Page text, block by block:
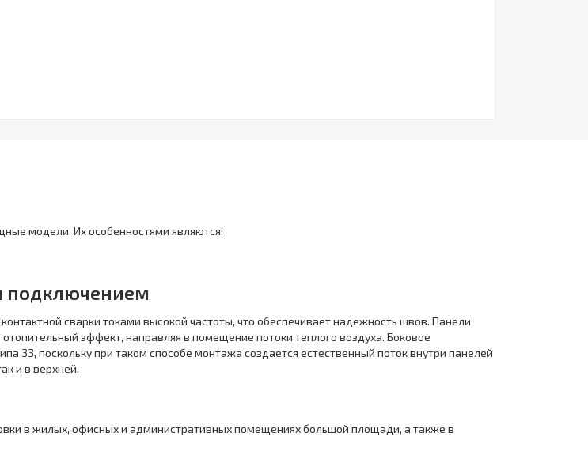
модели. Их особенностями являются:
подключением
сварки токами высокой частоты, что обеспечивает надежность швов. Панели
эффект, направляя в помещение потоки теплого воздуха. Боковое
33, поскольку при таком способе монтажа создается естественный поток внутри панелей
и в верхней.
в жилых, офисных и административных помещениях большой площади, а также в